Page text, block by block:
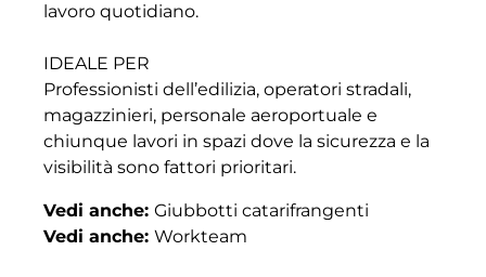
lavoro quotidiano.
IDEALE PER
Professionisti dell’edilizia, operatori stradali,
magazzinieri, personale aeroportuale e
chiunque lavori in spazi dove la sicurezza e la
visibilità sono fattori prioritari.
Vedi anche: Giubbotti catarifrangenti
Vedi anche: Workteam